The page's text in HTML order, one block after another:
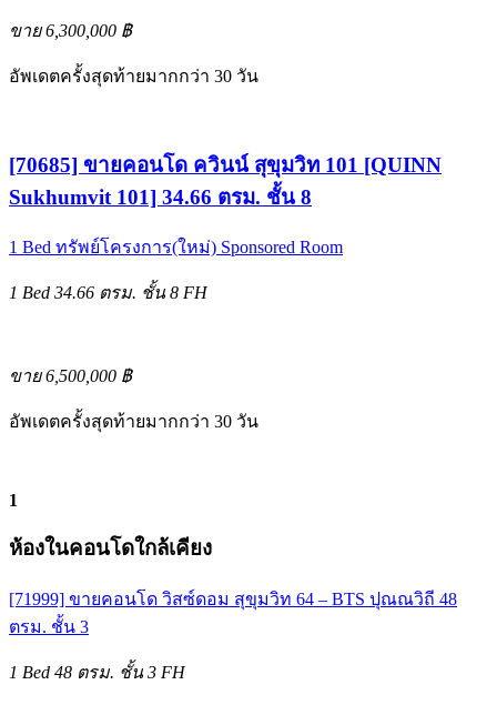
ขาย 6,300,000 ฿
อัพเดตครั้งสุดท้ายมากกว่า 30 วัน
[70685] ขายคอนโด ควินน์ สุขุมวิท 101 [QUINN
Sukhumvit 101] 34.66 ตรม. ชั้น 8
1 Bed ทรัพย์โครงการ(ใหม่) Sponsored Room
1 Bed 34.66 ตรม. ชั้น 8 FH
ขาย 6,500,000 ฿
อัพเดตครั้งสุดท้ายมากกว่า 30 วัน
1
ห้องในคอนโดใกล้เคียง
[71999] ขายคอนโด วิสซ์ดอม สุขุมวิท 64 – BTS ปุณณวิถี 48
ตรม. ชั้น 3
1 Bed 48 ตรม. ชั้น 3 FH